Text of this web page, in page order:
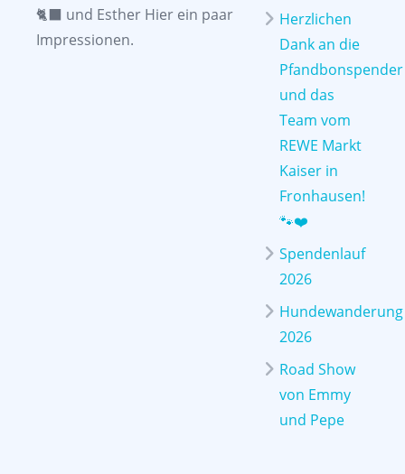
🐈‍⬛ und Esther Hier ein paar
Impressionen.
Herzlichen
Dank an die
Pfandbonspender
und das
Team vom
REWE Markt
Kaiser in
Fronhausen!
🐾❤️
Spendenlauf
2026
Hundewanderung
2026
Road Show
von Emmy
und Pepe